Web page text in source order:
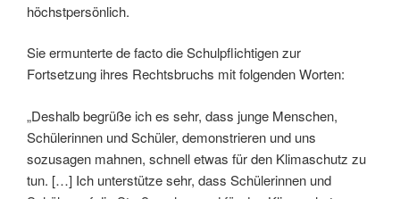
höchstpersönlich.
Sie ermunterte de facto die Schulpflichtigen zur
Fortsetzung ihres Rechtsbruchs mit folgenden Worten:
„Deshalb begrüße ich es sehr, dass junge Menschen,
Schülerinnen und Schüler, demonstrieren und uns
sozusagen mahnen, schnell etwas für den Klimaschutz zu
tun. […] Ich unterstütze sehr, dass Schülerinnen und